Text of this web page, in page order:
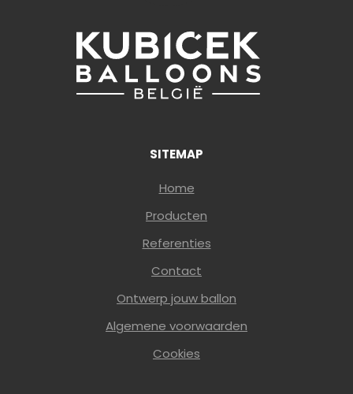
SITEMAP
Home
Producten
Referenties
Contact
Ontwerp jouw ballon
Algemene voorwaarden
Cookies